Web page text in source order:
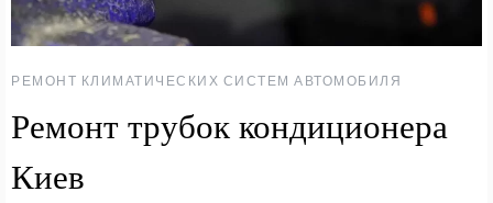
РЕМОНТ КЛИМАТИЧЕСКИХ СИСТЕМ АВТОМОБИЛЯ
Ремонт трубок кондиционера
Киев